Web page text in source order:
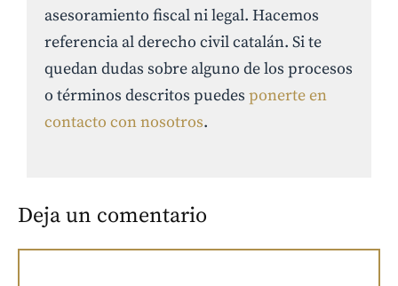
asesoramiento fiscal ni legal. Hacemos
referencia al derecho civil catalán. Si te
quedan dudas sobre alguno de los procesos
o términos descritos puedes ponerte en
contacto con nosotros.
Deja un comentario